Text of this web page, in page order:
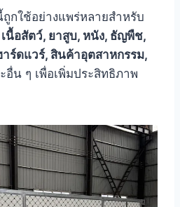
กใช้อย่างแพร่หลายสำหรับ
เนื้อสัตว์, ยาสูบ, หนัง, ธัญพืช,
าร์ดแวร์, สินค้าอุตสาหกรรม,
อื่น ๆ เพื่อเพิ่มประสิทธิภาพ